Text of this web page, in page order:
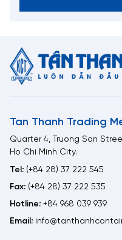
Tan Thanh Trading
Quarter 4, Truong Son
Ho Chi Minh City.
Tel: (+84 28) 37 222 545
Fax: (+84 28) 37 222 535
Hotline: +84 968 039 939
Email: